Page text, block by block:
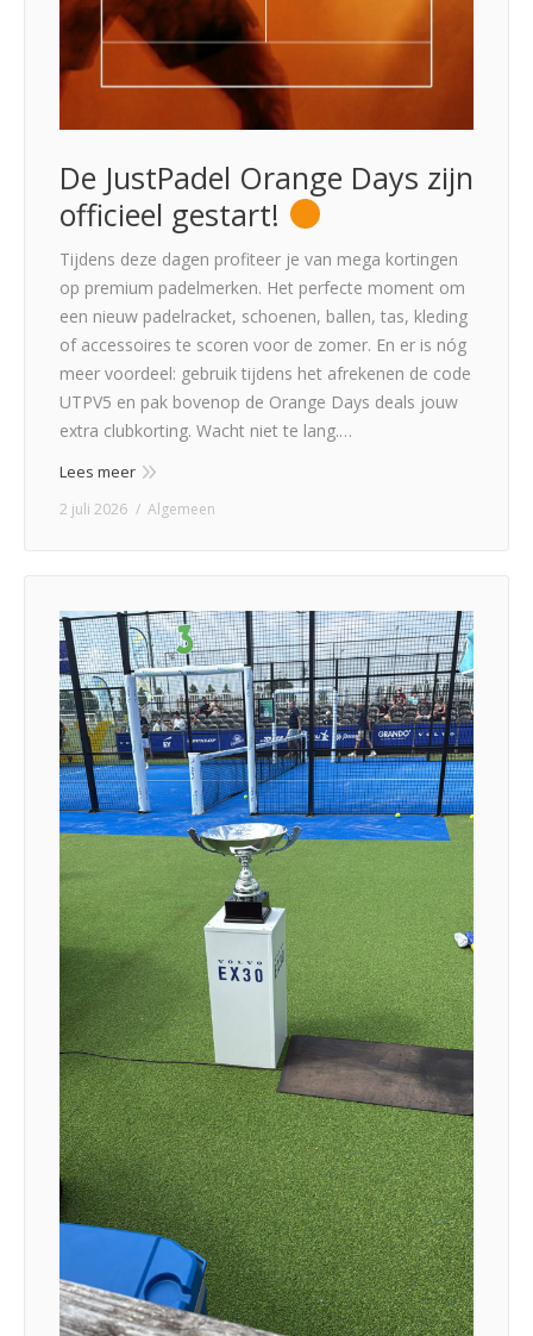
De JustPadel Orange Days zijn
officieel gestart!
Tijdens deze dagen profiteer je van mega kortingen
op premium padelmerken. Het perfecte moment om
een nieuw padelracket, schoenen, ballen, tas, kleding
of accessoires te scoren voor de zomer. En er is nóg
meer voordeel: gebruik tijdens het afrekenen de code
UTPV5 en pak bovenop de Orange Days deals jouw
extra clubkorting. Wacht niet te lang.…
Lees meer
2 juli 2026 Algemeen